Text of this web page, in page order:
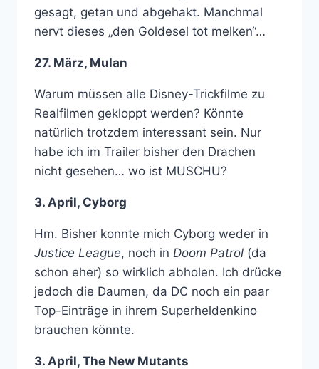
gesagt, getan und abgehakt. Manchmal
nervt dieses „den Goldesel tot melken“…
27. März, Mulan
Warum müssen alle Disney-Trickfilme zu
Realfilmen gekloppt werden? Könnte
natürlich trotzdem interessant sein. Nur
habe ich im Trailer bisher den Drachen
nicht gesehen… wo ist MUSCHU?
3. April, Cyborg
Hm. Bisher konnte mich Cyborg weder in
Justice League, noch in Doom Patrol (da
schon eher) so wirklich abholen. Ich drücke
jedoch die Daumen, da DC noch ein paar
Top-Einträge in ihrem Superheldenkino
brauchen könnte.
3. April, The New Mutants